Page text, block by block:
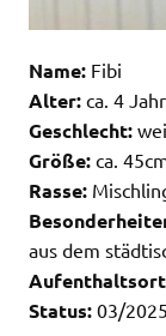
Name: Fibi
Alter: ca. 4
Geschlecht:
Größe: ca.
Rasse:
aus dem
Status: 03/2025